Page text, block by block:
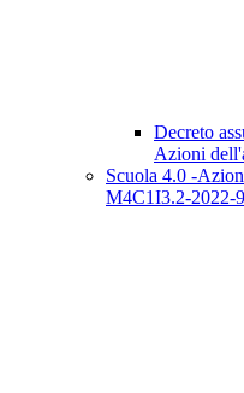
Decreto
Azioni
Scuola 4.0 -
M4C1I3.2-2022-